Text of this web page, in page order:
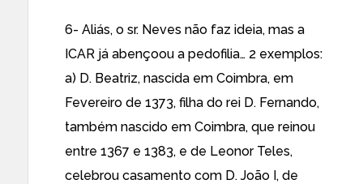
6- Aliás, o sr. Neves não faz ideia, mas a
ICAR já abençoou a pedofilia… 2 exemplos:
a) D. Beatriz, nascida em Coimbra, em
Fevereiro de 1373, filha do rei D. Fernando,
também nascido em Coimbra, que reinou
entre 1367 e 1383, e de Leonor Teles,
celebrou casamento com D. João I, de